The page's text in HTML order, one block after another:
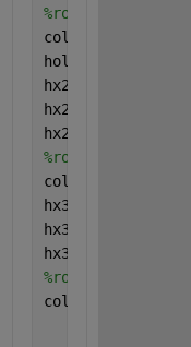
%rotate(hx1,[1 0
colorbar;
hold
hx2 =
hx2.FaceColor =
hx2.EdgeColor =
%rotate(hx2,[0 0
colorbar;
hx3 =
hx3.FaceColor =
hx3.EdgeColor =
%rotate(hx1,[0 0
colorbar;